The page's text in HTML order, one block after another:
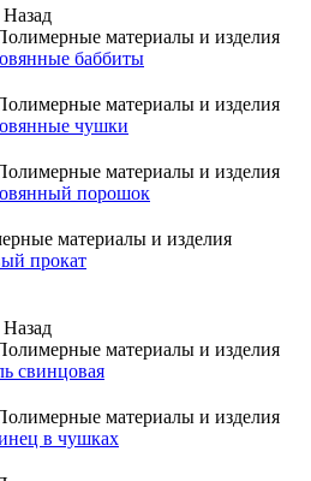
Назад
баббиты
чушки
порошок
прокат
Назад
свинцовая
в чушках